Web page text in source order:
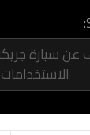
تتزلج
سيارة
الاستخدامات